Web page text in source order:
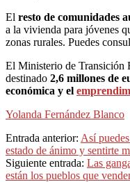
El resto de comunidades
a la vivienda para jóvenes
zonas rurales. Puedes
El Ministerio de Transición
destinado 2,6 millones de
económica y el
Yolanda Fernández Blanco
2024-
07-
04
Entrada anterior: Así
estado de ánimo y sentirte
Siguiente entrada: Las
están los pueblos que